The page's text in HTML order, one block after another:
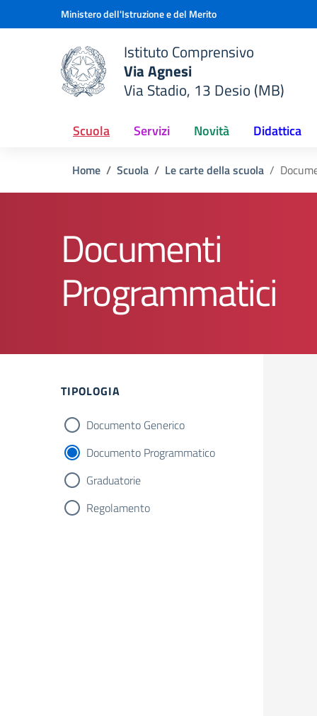
Vai ai contenuti
Vai al menu di navigazioneMinistero dell'Istruzione e del Merito
scuola
Istituto Comprensivo
Via Agnesi
Via Stadio, 13 Desio (MB)
Scuola Servizi Novità Didattica
Home Scuola Le carte della scuola
Documenti
Programmatici
Filtri
TIPOLOGIA
Documento Generico
Documento Programmatico
Graduatorie
Regolamento